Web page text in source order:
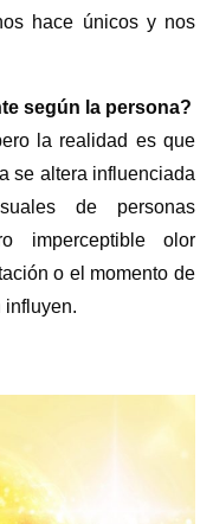
hace únicos y nos
según la persona?
la realidad es que
se altera influenciada
de personas
imperceptible olor
o el momento de
influyen.